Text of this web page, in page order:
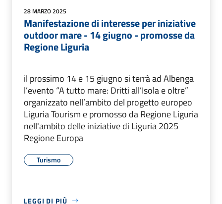
28 MARZO 2025
Manifestazione di interesse per iniziative
outdoor mare - 14 giugno - promosse da
Regione Liguria
il prossimo 14 e 15 giugno si terrà ad Albenga
l’evento “A tutto mare: Dritti all’Isola e oltre”
organizzato nell’ambito del progetto europeo
Liguria Tourism e promosso da Regione Liguria
nell'ambito delle iniziative di Liguria 2025
Regione Europa
Turismo
LEGGI DI PIÙ